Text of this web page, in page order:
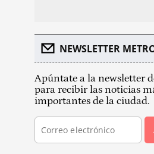
NEWSLETTER
Apúntate a la newsletter
para recibir las noticias
importantes de la ciudad.